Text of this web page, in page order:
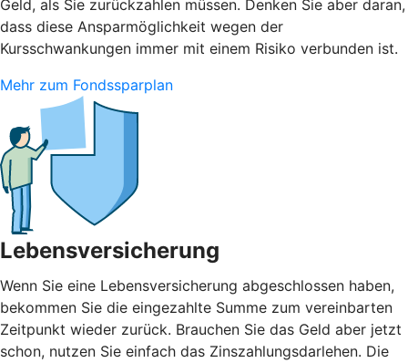
Geld, als Sie zurückzahlen müssen. Denken Sie aber daran,
dass diese Ansparmöglichkeit wegen der
Kursschwankungen immer mit einem Risiko verbunden ist.
Mehr zum Fondssparplan
Lebensversicherung
Wenn Sie eine Lebensversicherung abgeschlossen haben,
bekommen Sie die eingezahlte Summe zum vereinbarten
Zeitpunkt wieder zurück. Brauchen Sie das Geld aber jetzt
schon, nutzen Sie einfach das Zinszahlungsdarlehen. Die